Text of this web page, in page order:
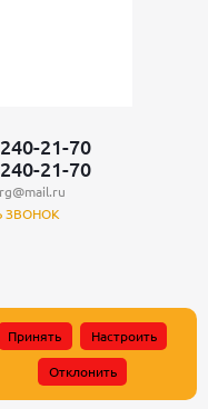
21-70
21-70
ЗВОНОК
Принять
Настроить
Отклонить